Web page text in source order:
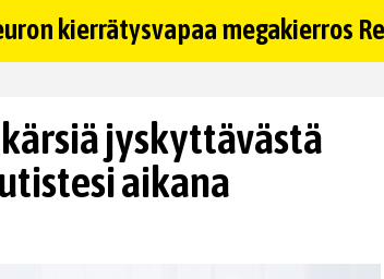
kierrätysvapaa megakierros
jyskyttävästä
aikana